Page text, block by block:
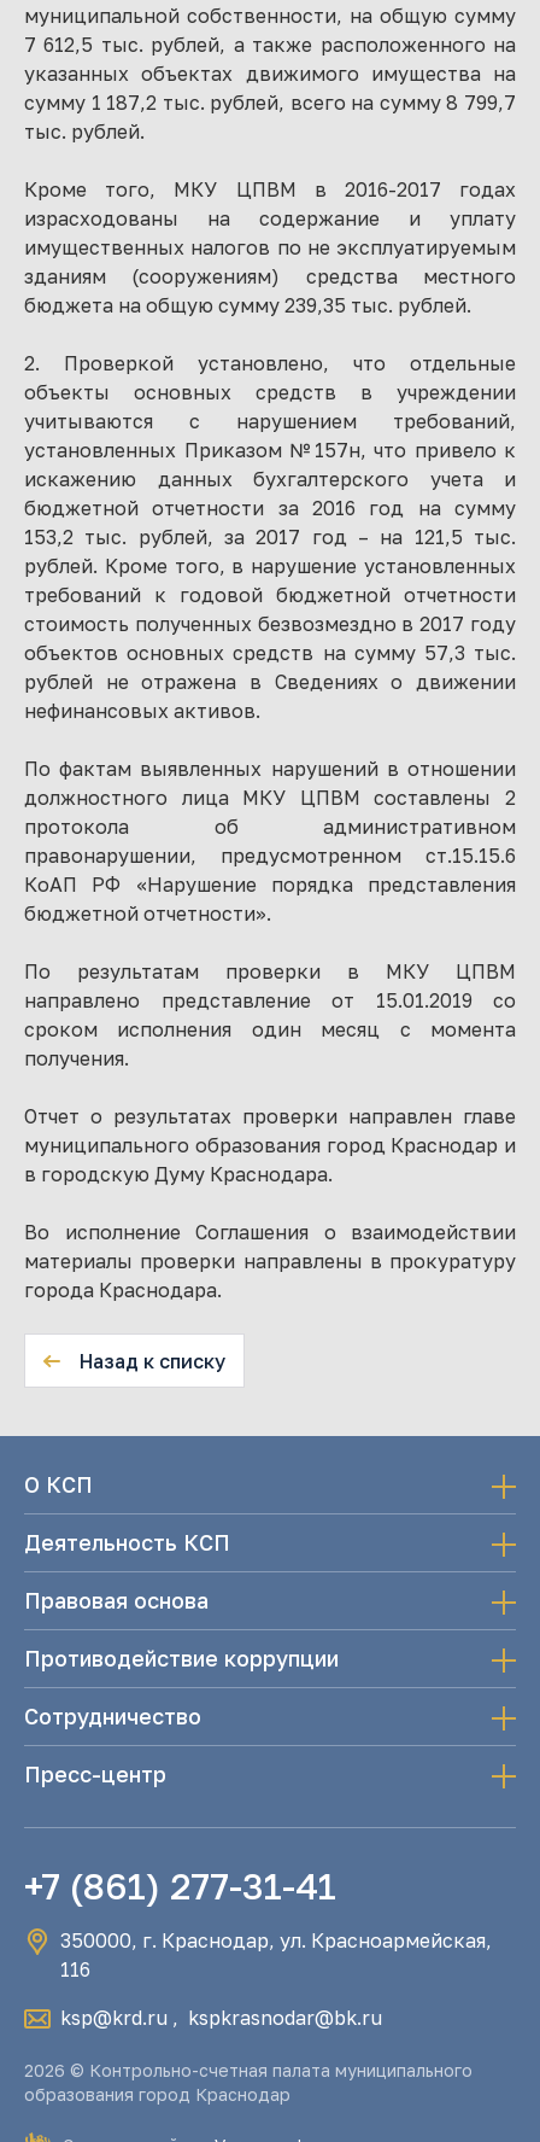
муниципальной собственности, на общую сумму
7 612,5 тыс. рублей, а также расположенного на
указанных объектах движимого имущества на
сумму 1 187,2 тыс. рублей, всего на сумму 8 799,7
тыс. рублей.
Кроме того, МКУ ЦПВМ в 2016-2017 годах
израсходованы на содержание и уплату
имущественных налогов по не эксплуатируемым
зданиям (сооружениям) средства местного
бюджета на общую сумму 239,35 тыс. рублей.
2. Проверкой установлено, что отдельные
объекты основных средств в учреждении
учитываются с нарушением требований,
установленных Приказом №157н, что привело к
искажению данных бухгалтерского учета и
бюджетной отчетности за 2016 год на сумму
153,2 тыс. рублей, за 2017 год – на 121,5 тыс.
рублей. Кроме того, в нарушение установленных
требований к годовой бюджетной отчетности
стоимость полученных безвозмездно в 2017 году
объектов основных средств на сумму 57,3 тыс.
рублей не отражена в Сведениях о движении
нефинансовых активов.
По фактам выявленных нарушений в отношении
должностного лица МКУ ЦПВМ составлены 2
протокола об административном
правонарушении, предусмотренном ст.15.15.6
КоАП РФ «Нарушение порядка представления
бюджетной отчетности».
По результатам проверки в МКУ ЦПВМ
направлено представление от 15.01.2019 со
сроком исполнения один месяц с момента
получения.
Отчет о результатах проверки направлен главе
муниципального образования город Краснодар и
в городскую Думу Краснодара.
Во исполнение Соглашения о взаимодействии
материалы проверки направлены в прокуратуру
города Краснодара.
Назад к списку
О КСП
Деятельность КСП
Правовая основа
Противодействие коррупции
Сотрудничество
Пресс-центр
+7 (861) 277-31-41
350000, г. Краснодар, ул. Красноармейская,
116
ksp@krd.ru , kspkrasnodar@bk.ru
2026 © Контрольно-счетная палата муниципального
образования город Краснодар